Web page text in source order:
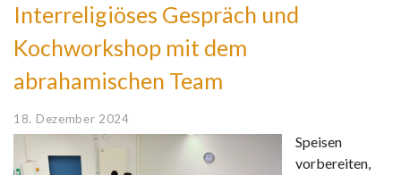
Interreligiöses Gespräch und
Kochworkshop mit dem
abrahamischen Team
18. Dezember 2024
Speisen
vorbereiten,